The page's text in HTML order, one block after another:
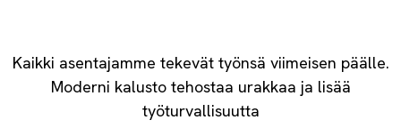
Kaikki asentajamme tekevät työnsä viimeisen päälle.
Moderni kalusto tehostaa urakkaa ​ja lisää
työturvallisuutta